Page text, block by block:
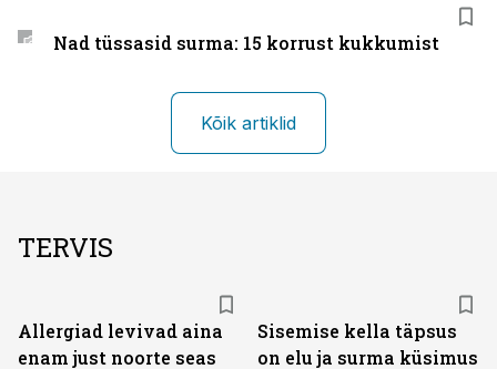
Nad tüssasid surma: 15 korrust kukkumist
Kõik artiklid
TERVIS
Allergiad levivad aina
enam just noorte seas
Sisemise kella täpsus
on elu ja surma küsimus